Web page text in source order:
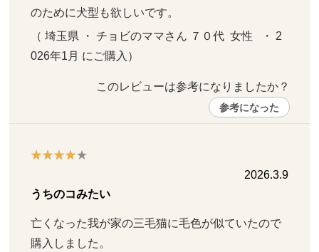
のために犬型も欲しいです。
（ 埼玉県 ・ チョビのママさん ７０代  女性   ・ 2
026年1月 にご購入）
このレビューは参考になりましたか？
参考になった
2026.3.9
うちのコみたい
亡くなった我が家の三毛猫に毛色が似ていたので
購入しました。